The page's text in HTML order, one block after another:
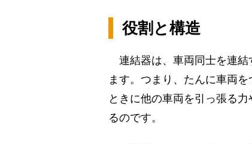
役割と構造
連結器は、車両同士を連結
ます。つまり、たんに車両
ときに他の車両を引っ張る
るのです。